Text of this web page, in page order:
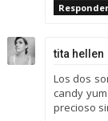
Responder
tita hellen
Los dos
candy
precioso